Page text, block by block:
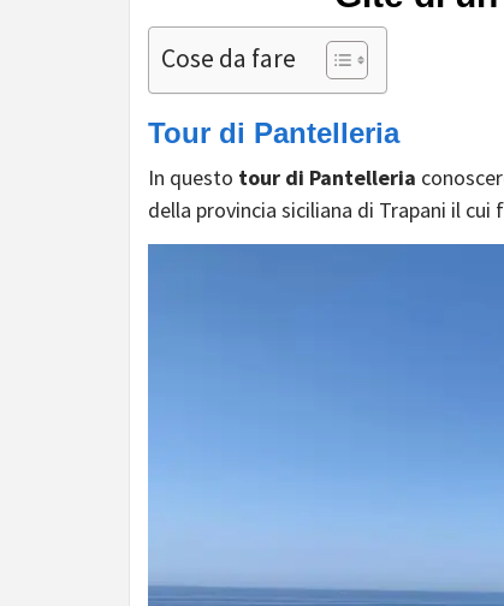
Cose da fare
Tour di Pantelleria
In questo tour di Pantelleria
della provincia siciliana di Trapani il